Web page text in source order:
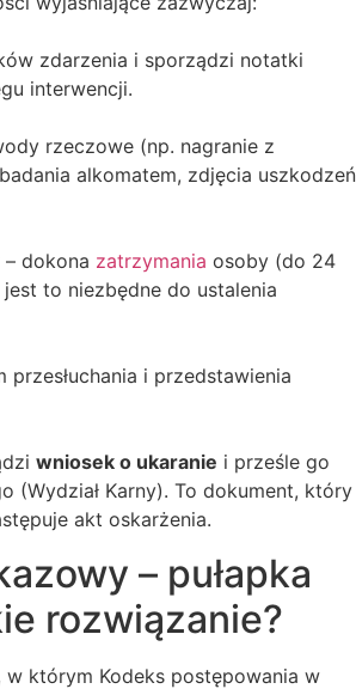
zdarzenia i sporządzi notatki
interwencji.
rzeczowe (np. nagranie z
alkomatem, zdjęcia uszkodzeń
dokona zatrzymania osoby (do 24
to niezbędne do ustalenia
przesłuchania i przedstawienia
wniosek o ukaranie i prześle go
(Wydział Karny). To dokument, który
akt oskarżenia.
– pułapka
rozwiązanie?
w którym Kodeks postępowania w